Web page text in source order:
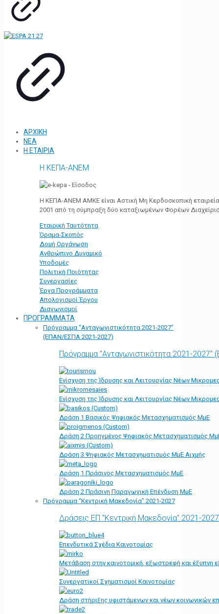
ΑΡΧΙΚΗ
ΝΕΑ
Η ΕΤΑΙΡΙΑ
Η ΚΕΠΑ-ΑΝΕΜ
Η ΚΕΠΑ-ΑΝΕΜ ΑΜΚΕ είναι Αστική Μη Κερδοσκοπική
2001 από τη σύμπραξη δύο καταξιωμένων Φορέων
Εταιρική Ταυτότητα
Όραμα-Σκοπός
Δομή Οργάνωση
Ανθρώπινο Δυναμικό
Υποδομές
Πολιτική Ποιότητας
Συνεργασίες
Έργα Προγράμματα
Απολογισμοί Έργου
Διαγωνισμοί
ΠΡΟΓΡΑΜΜΑΤΑ
Πρόγραμμα “Ανταγωνιστικότητα 2021-2027”
(ΕΠΑΝ/ΕΣΠΑ 2021-2027)
Πρόγραμμα "Ανταγωνιστικότητα 2021-
Ενίσχυση της Ίδρυσης και Λειτουργίας Νέων
Ενίσχυση της Ίδρυσης και Λειτουργίας Νέων
Δράση 1 Βασικός Ψηφιακός Μετασχηματισμός ΜμΕ
Δράση 2 Προηγμένος Ψηφιακός Μετασχηματισμός
Δράση 3 Ψηφιακός Μετασχηματισμός ΜμΕ Αιχμής
Δράση 1 Πράσινος Μετασχηματισμός ΜμΕ
Δράση 2 Πράσινη Παραγωγική Επένδυση ΜμΕ
Πρόγραμμα “Κεντρική Μακεδονία” 2021-2027
Δράσεις ΕΠ "Κεντρική Μακεδονία" 2021-2027
Επενδυτικά Σχέδια Καινοτομίας
Μετάβαση στην καινοτομική, εξωστρεφή και έξυπνη
Συνεργατικοί Σχηματισμοί Καινοτομίας
Δράση στήριξης υφιστάμενων και νέων κοινωνικών